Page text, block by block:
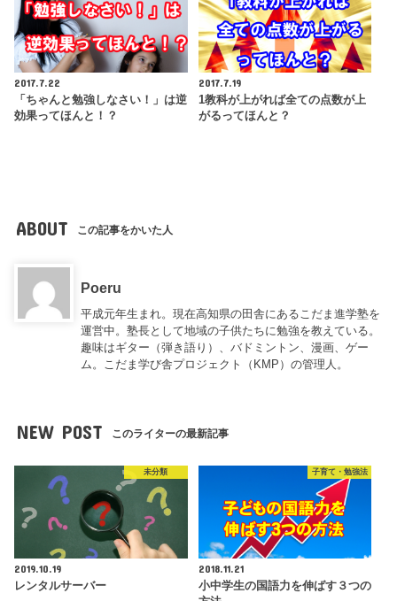
2017.7.22
「ちゃんと勉強しなさい！」は逆
効果ってほんと！？
2017.7.19
1教科が上がれば全ての点数が上
がるってほんと？
ABOUT この記事をかいた人
Poeru
平成元年生まれ。現在高知県の田舎にあるこだま進学塾を
運営中。塾長として地域の子供たちに勉強を教えている。
趣味はギター（弾き語り）、バドミントン、漫画、ゲー
ム。こだま学び舎プロジェクト（KMP）の管理人。
NEW POST このライターの最新記事
未分類
2019.10.19
レンタルサーバー
子育て・勉強法
2018.11.21
小中学生の国語力を伸ばす３つの